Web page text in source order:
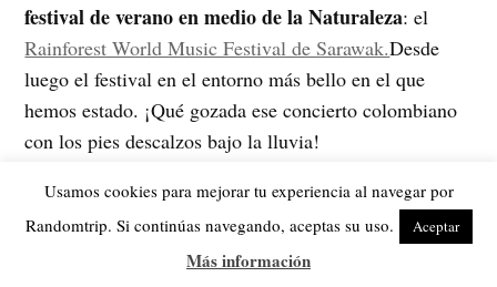
festival de verano en medio de la Naturaleza: el
Rainforest World Music Festival de Sarawak.Desde
luego el festival en el entorno más bello en el que
hemos estado. ¡Qué gozada ese concierto colombiano
con los pies descalzos bajo la lluvia!
De ahí volamos a la península Malaya, en la que
pasamos unos días en la maravillosa y paradisíaca isla
de Kapas, donde además coincidimos con
Usamos cookies para mejorar tu experiencia al navegar por
Randomtrip. Si continúas navegando, aceptas su uso.
Aceptar
Más información